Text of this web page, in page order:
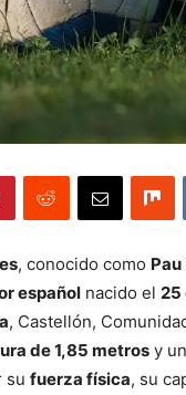
, conocido como
español nacido el 25
, Castellón,
de 1,85 metros y un
su fuerza física, su